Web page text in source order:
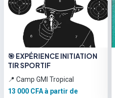
🎯 EXPÉRIENCE INITIATION
TIR SPORTIF
📍 Camp GMI Tropical
13 000 CFAà partir de